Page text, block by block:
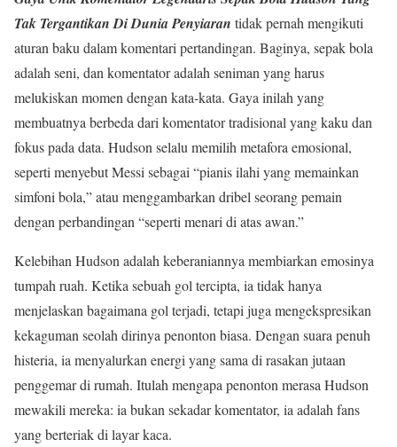
Tak Tergantikan Di Dunia Penyiaran tidak pernah mengikuti
aturan baku dalam komentari pertandingan. Baginya, sepak bola
adalah seni, dan komentator adalah seniman yang harus
melukiskan momen dengan kata-kata. Gaya inilah yang
membuatnya berbeda dari komentator tradisional yang kaku dan
fokus pada data. Hudson selalu memilih metafora emosional,
seperti menyebut Messi sebagai “pianis ilahi yang memainkan
simfoni bola,” atau menggambarkan dribel seorang pemain
dengan perbandingan “seperti menari di atas awan.”
Kelebihan Hudson adalah keberaniannya membiarkan emosinya
tumpah ruah. Ketika sebuah gol tercipta, ia tidak hanya
menjelaskan bagaimana gol terjadi, tetapi juga mengekspresikan
kekaguman seolah dirinya penonton biasa. Dengan suara penuh
histeria, ia menyalurkan energi yang sama di rasakan jutaan
penggemar di rumah. Itulah mengapa penonton merasa Hudson
mewakili mereka: ia bukan sekadar komentator, ia adalah fans
yang berteriak di layar kaca.